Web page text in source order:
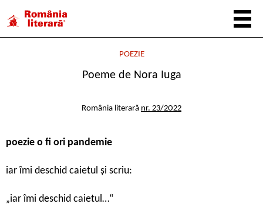
POEZIE
Poeme de Nora Iuga
România literară nr. 23/2022
poezie o fi ori pandemie
iar îmi deschid caietul și scriu:
„iar îmi deschid caietul…“